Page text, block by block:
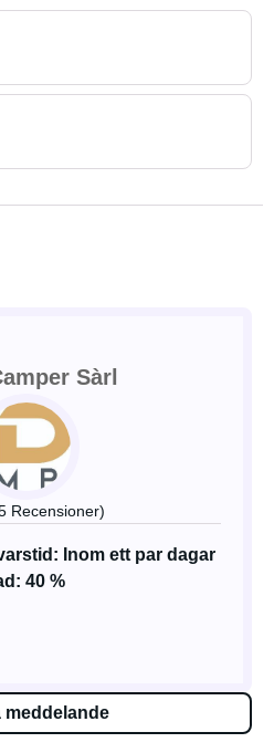
Sàrl
Recensioner)
Inom ett par dagar
40 %
meddelande